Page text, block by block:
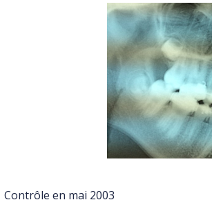
Contrôle en mai 2003